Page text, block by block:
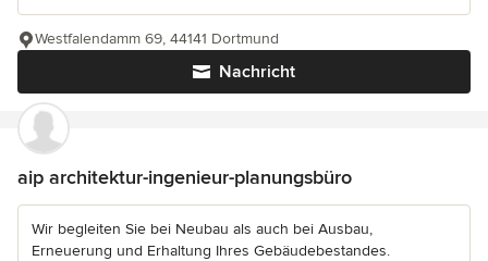
Nachricht
Westfalendamm 69, 44141 Dortmund
aip architektur-ingenieur-planungsbüro
Wir begleiten Sie bei Neubau als auch bei Ausbau,
Erneuerung und Erhaltung Ihres Gebäudebestandes.